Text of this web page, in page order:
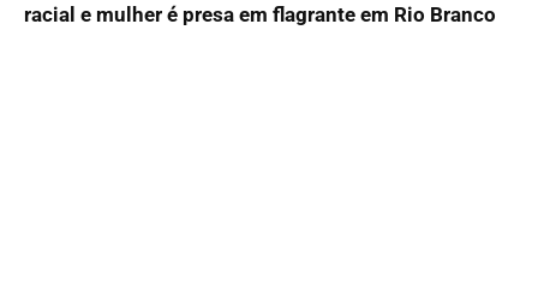
racial e mulher é presa em flagrante em Rio Branco